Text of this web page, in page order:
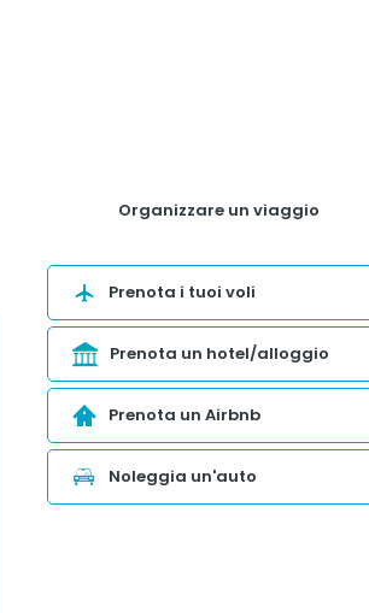
Organizzare un viaggio
Prenota i tuoi voli
Prenota un hotel/alloggio
Prenota un Airbnb
Noleggia un'auto